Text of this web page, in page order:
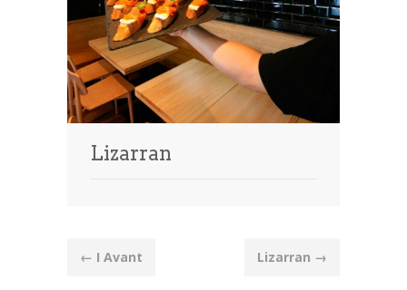
Lizarran
Post
← I Avant Lizarran →